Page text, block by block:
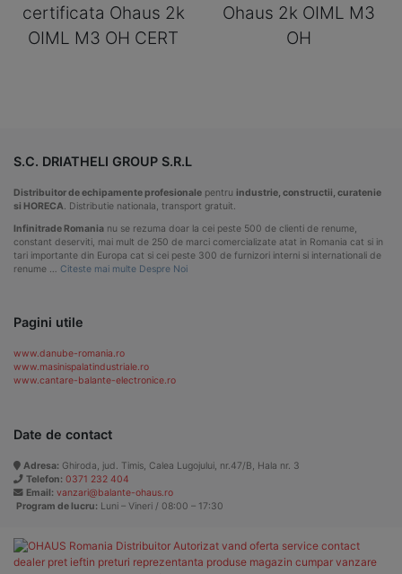
certificata Ohaus 2k
OIML M3 OH CERT
Ohaus 2k OIML M3
OH
S.C. DRIATHELI GROUP S.R.L
Distribuitor de echipamente profesionale pentru industrie, constructii, curatenie
si HORECA . Distributie nationala, transport gratuit.
Infinitrade Romania nu se rezuma doar la cei peste 500 de clienti de renume,
constant deserviti, mai mult de 250 de marci comercializate atat in Romania cat si in
tari importante din Europa cat si cei peste 300 de furnizori interni si internationali de
renume … Citeste mai multe Despre Noi
Pagini utile
www.danube-romania.ro
www.masinispalatindustriale.ro
www.cantare-balante-electronice.ro
Date de contact
Adresa: Ghiroda, jud. Timis, Calea Lugojului, nr.47/B, Hala nr. 3
Telefon: 0371 232 404
Email: vanzari@balante-ohaus.ro
Program de lucru: Luni – Vineri / 08:00 – 17:30